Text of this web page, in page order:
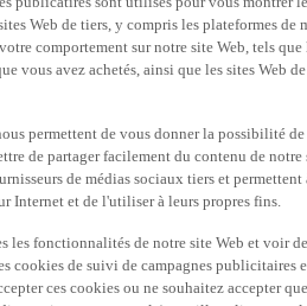
Web de tiers, y compris les plateformes de
comportement sur notre site Web, tels
vous avez achetés, ainsi que les sites Web
permettent de vous donner la possibilité
de partager facilement du contenu de
de médias sociaux tiers et
Internet et de l'utiliser à leurs propres fins.
les fonctionnalités de notre site Web et voir
cookies de suivi de campagnes publicitaires
ces cookies ou ne souhaitez accepter